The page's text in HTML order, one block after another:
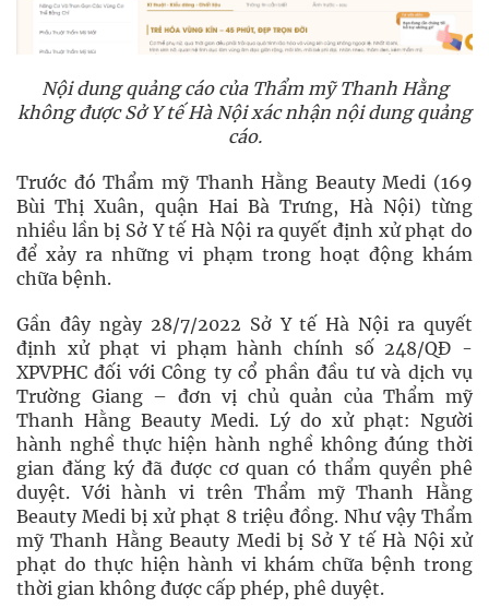
Nội dung quảng cáo của Thẩm mỹ Thanh Hằng
không được Sở Y tế Hà Nội xác nhận nội dung quảng
cáo.
Trước đó Thẩm mỹ Thanh Hằng Beauty Medi (169
Bùi Thị Xuân, quận Hai Bà Trưng, Hà Nội) từng
nhiều lần bị Sở Y tế Hà Nội ra quyết định xử phạt do
để xảy ra những vi phạm trong hoạt động khám
chữa bệnh.
Gần đây ngày 28/7/2022 Sở Y tế Hà Nội ra quyết
định xử phạt vi phạm hành chính số 248/QĐ -
XPVPHC đối với Công ty cổ phần đầu tư và dịch vụ
Trường Giang – đơn vị chủ quản của Thẩm mỹ
Thanh Hằng Beauty Medi. Lý do xử phạt: Người
hành nghề thực hiện hành nghề không đúng thời
gian đăng ký đã được cơ quan có thẩm quyền phê
duyệt. Với hành vi trên Thẩm mỹ Thanh Hằng
Beauty Medi bị xử phạt 8 triệu đồng. Như vậy Thẩm
mỹ Thanh Hằng Beauty Medi bị Sở Y tế Hà Nội xử
phạt do thực hiện hành vi khám chữa bệnh trong
thời gian không được cấp phép, phê duyệt.